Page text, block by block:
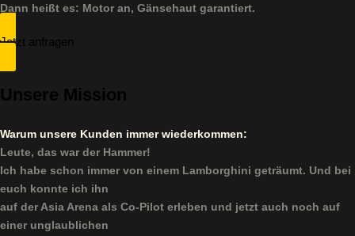
Dann heißt es: Motor an, Gänsehaut garantiert.
Jetzt anfragen
Unsere Mission
Warum unsere Kunden immer wiederkommen:
Leute, das war der Hammer!
Ich habe schon immer von einem Lamborghini geträumt. Und bei
euch konnte ich ihn
auf der Asia Arena als Co-Pilot erleben und jetzt auch noch auf
einer unglaublichen